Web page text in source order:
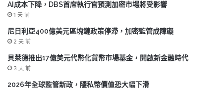
AI成本下降，DBS首席執行官預測加密市場將受影響
1 天 前
尼日利亞400億美元區塊鏈政策停滯，加密監管成障礙
2 天 前
貝萊德推出17億美元代幣化貨幣市場基金，開啟新金融時代
3 天 前
2026年全球監管新政，隱私幣價值恐大幅下滑